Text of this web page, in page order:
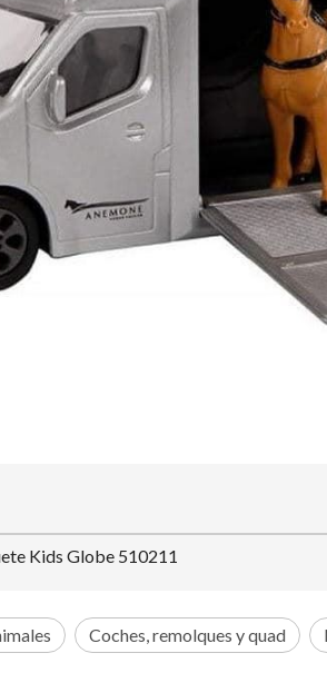
Kids Globe 510211
Coches, remolques y quad